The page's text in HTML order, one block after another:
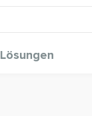
Lösungen